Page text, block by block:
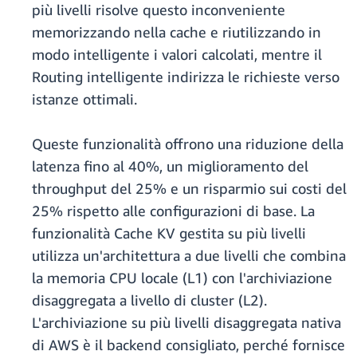
più livelli risolve questo inconveniente
memorizzando nella cache e riutilizzando in
modo intelligente i valori calcolati, mentre il
Routing intelligente indirizza le richieste verso
istanze ottimali.
Queste funzionalità offrono una riduzione della
latenza fino al 40%, un miglioramento del
throughput del 25% e un risparmio sui costi del
25% rispetto alle configurazioni di base. La
funzionalità Cache KV gestita su più livelli
utilizza un'architettura a due livelli che combina
la memoria CPU locale (L1) con l'archiviazione
disaggregata a livello di cluster (L2).
L'archiviazione su più livelli disaggregata nativa
di AWS è il backend consigliato, perché fornisce